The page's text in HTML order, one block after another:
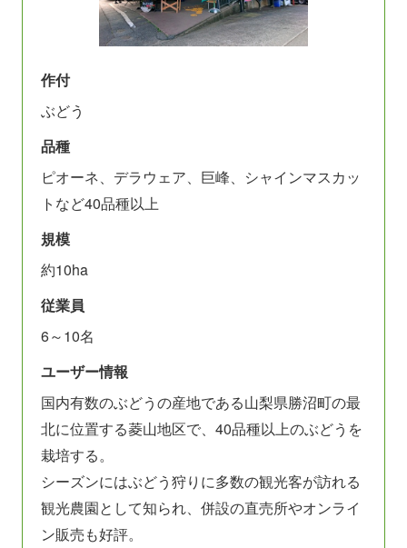
作付
ぶどう
品種
ピオーネ、デラウェア、巨峰、シャインマスカッ
トなど40品種以上
規模
約10ha
従業員
6～10名
ユーザー情報
国内有数のぶどうの産地である山梨県勝沼町の最
北に位置する菱山地区で、40品種以上のぶどうを
栽培する。
シーズンにはぶどう狩りに多数の観光客が訪れる
観光農園として知られ、併設の直売所やオンライ
ン販売も好評。